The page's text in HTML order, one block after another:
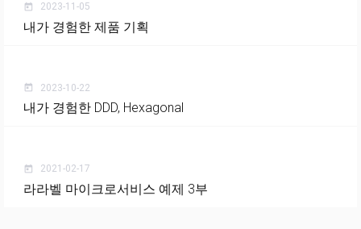
today 2023-11-05
내가 경험한 제품 기획
today 2023-10-22
내가 경험한 DDD, Hexagonal
today 2021-02-17
라라벨 마이크로서비스 예제 3부